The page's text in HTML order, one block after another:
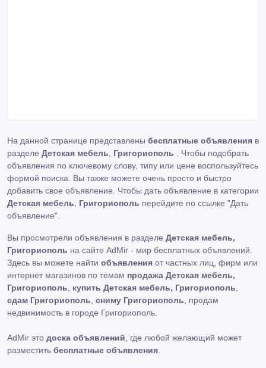
На данной странице представлены бесплатные объявления в
разделе Детская мебель Григориополь . Чтобы подобрать
объявления по ключевому слову, типу или цене воспользуйтесь
формой поиска. Вы также можете очень просто и быстро
добавить свое объявление. Чтобы дать объявление в категории
Детская мебель
Григориополь перейдите по ссылке "Дать
объявление"
Вы просмотрели объявления в разделе Детская мебель,
Григориополь на сайте AdMir - мир бесплатных объявлений.
Здесь вы можете найти объявления от частных лиц, фирм или
интернет магазинов по темам продажа Детская мебель,
Григориополь
купить Детская мебель, Григориополь
сдам Григориополь сниму Григориополь , продам
недвижимость в городе Григориополь.
AdMir это доска объявлений , где любой желающий может
разместить бесплатные объявления